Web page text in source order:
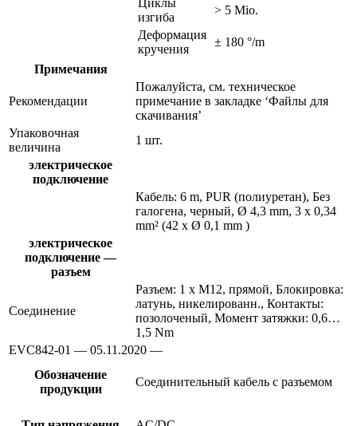
изгиба
> 5 Mio.
Деформация
кручения
± 180 °/m
Примечания
Рекомендации
Пожалуйста, см. техническое
примечание в закладке ‘Файлы для
скачивания’
Упаковочная
величина
1 шт.
электрическое
подключение
Кабель: 6 m, PUR (полиуретан), Без
галогена, черный, Ø 4,3 mm, 3 x 0,34
mm² (42 x Ø 0,1 mm )
электрическое
подключение —
разъем
Соединение
Разъем: 1 x M12, прямой, Блокировка:
латунь, никелированн., Контакты:
позолоченый, Момент затяжки: 0,6…
1,5 Nm
EVC842-01 — 05.11.2020 —
Обозначение
продукции
Соединительный кабель с разъемом